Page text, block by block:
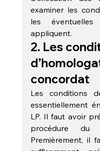
examiner les
les
appliquent.
2. Les
concordat
Les conditions
essentiellement
LP. Il faut avoir
procédure du
Premièrement, il